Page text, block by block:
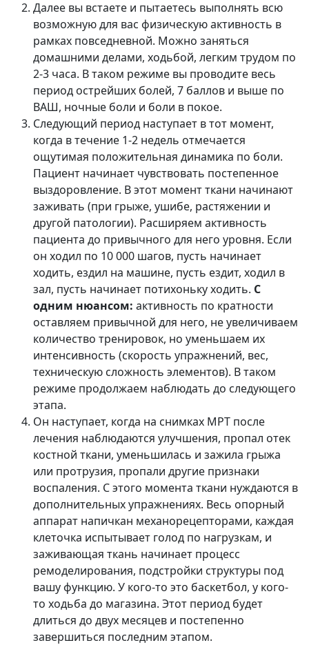
Далее вы встаете и пытаетесь выполнять всю
возможную для вас физическую активность в
рамках повседневной. Можно заняться
домашними делами, ходьбой, легким трудом по
2-3 часа. В таком режиме вы проводите весь
период острейших болей, 7 баллов и выше по
ВАШ, ночные боли и боли в покое.
Следующий период наступает в тот момент,
когда в течение 1-2 недель отмечается
ощутимая положительная динамика по боли.
Пациент начинает чувствовать постепенное
выздоровление. В этот момент ткани начинают
заживать (при грыже, ушибе, растяжении и
другой патологии). Расширяем активность
пациента до привычного для него уровня. Если
он ходил по 10 000 шагов, пусть начинает
ходить, ездил на машине, пусть ездит, ходил в
зал, пусть начинает потихоньку ходить. С
одним нюансом: активность по кратности
оставляем привычной для него, не увеличиваем
количество тренировок, но уменьшаем их
интенсивность (скорость упражнений, вес,
техническую сложность элементов). В таком
режиме продолжаем наблюдать до следующего
этапа.
Он наступает, когда на снимках МРТ после
лечения наблюдаются улучшения, пропал отек
костной ткани, уменьшилась и зажила грыжа
или протрузия, пропали другие признаки
воспаления. С этого момента ткани нуждаются в
дополнительных упражнениях. Весь опорный
аппарат напичкан механорецепторами, каждая
клеточка испытывает голод по нагрузкам, и
заживающая ткань начинает процесс
ремоделирования, подстройки структуры под
вашу функцию. У кого-то это баскетбол, у кого-
то ходьба до магазина. Этот период будет
длиться до двух месяцев и постепенно
завершиться последним этапом.